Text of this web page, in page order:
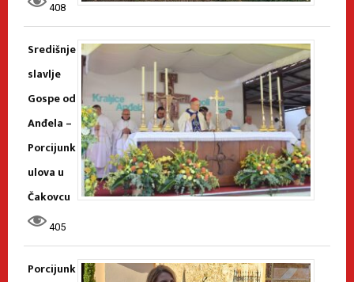
408
Središnje
slavlje
Gospe od
Anđela –
Porcijunk
ulova u
Čakovcu
405
Porcijunk